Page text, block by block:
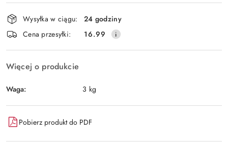
Wyślij
Dostępność
i
dostawa
Wysyłka w ciągu:
24 godziny
Cena przesyłki:
16.99
Więcej o produkcie
Waga: 3 kg
Pobierz produkt do PDF